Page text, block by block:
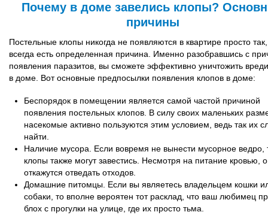
Почему в доме завелись клопы?
причины
Постельные клопы никогда не появляются в квартире просто
всегда есть определенная причина. Именно разобравшись с
появления паразитов, вы сможете эффективно уничтожить
в доме. Вот основные предпосылки появления клопов в доме:
Беспорядок в помещении является самой частой причиной
появления постельных клопов. В силу своих маленьких
насекомые активно пользуются этим условием, ведь так их
найти.
Наличие мусора. Если вовремя не вынести мусорное ведро,
клопы также могут завестись. Несмотря на питание кровью,
откажутся отведать отходов.
Домашние питомцы. Если вы являетесь владельцем кошки
собаки, то вполне вероятен тот расклад, что ваш любимец
блох с прогулки на улице, где их просто тьма.